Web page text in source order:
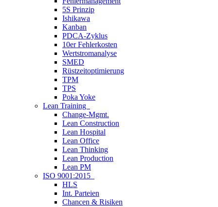
5S Prinzip
Ishikawa
Kanban
PDCA-Zyklus
10er Fehlerkosten
Wertstromanalyse
SMED
Rüstzeitoptimierung
TPM
TPS
Poka Yoke
Lean Training
Change-Mgmt.
Lean Construction
Lean Hospital
Lean Office
Lean Thinking
Lean Production
Lean PM
ISO 9001:2015
HLS
Int. Parteien
Chancen & Risiken